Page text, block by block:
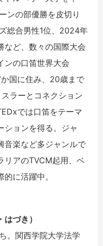
ンの部優勝を皮切り
総合男性1位、2024年
など、数々の国際大会
ンの口笛世界大会
国に住み、20歳まで
ラーとコネクション
では口笛をテーマ
ションを得る。ジャ
音楽など多ジャンルで
リアのTVCM起用、ベ
に活躍中。
づき）
。関西学院大学法学